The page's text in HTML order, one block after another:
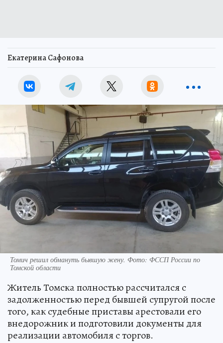
Екатерина Сафонова
Томич решил обмануть бывшую жену. Фото: ФССП России по
Томской области
Житель Томска полностью рассчитался с
задолженностью перед бывшей супругой после
того, как судебные приставы арестовали его
внедорожник и подготовили документы для
реализации автомобиля с торгов.